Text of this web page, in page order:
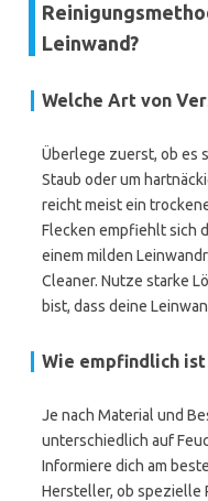
Leinwand?
Welche Art von
Überlege zuerst, ob es
Staub oder um
reicht meist ein
Flecken empfiehlt sich
einem milden
Cleaner. Nutze starke
bist, dass deine
Wie empfindlich ist
Je nach Material und
unterschiedlich auf
Informiere dich am
Hersteller, ob spezielle